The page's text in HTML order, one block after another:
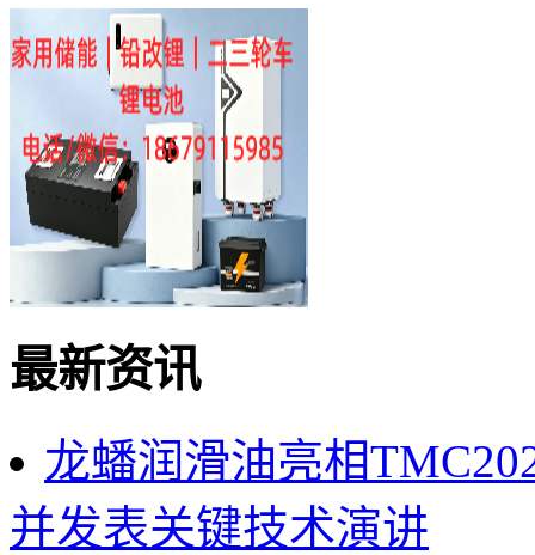
最新资讯
龙蟠润滑油亮相
并发表关键技术演讲